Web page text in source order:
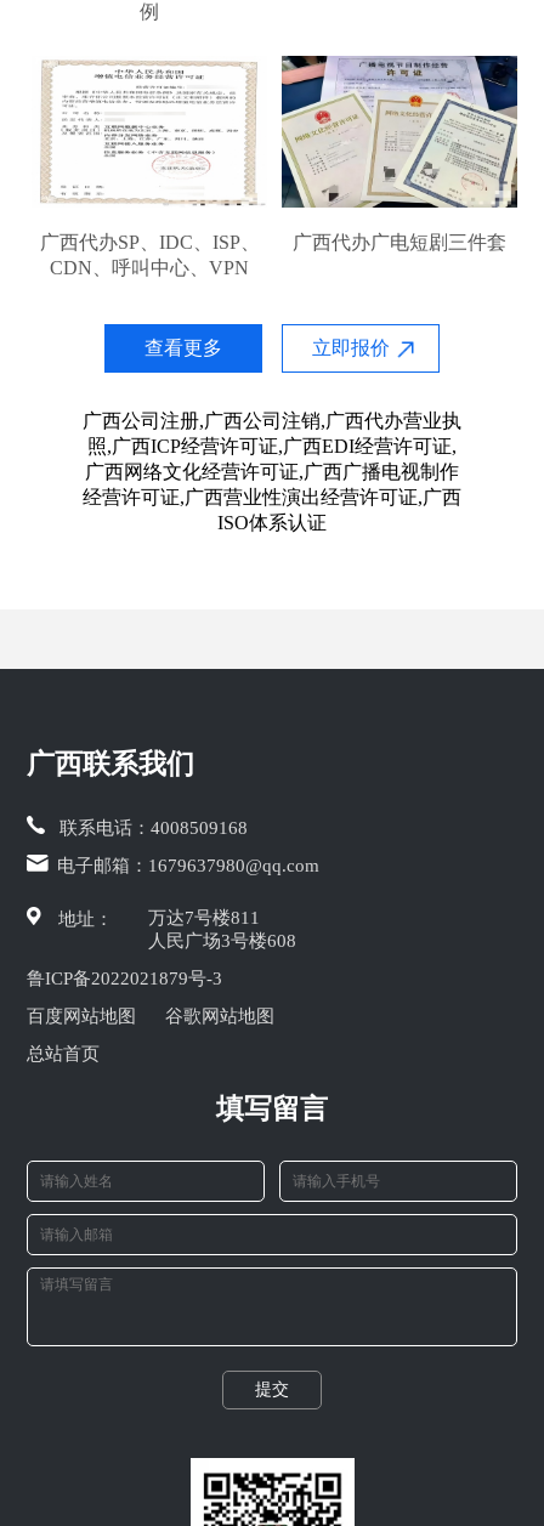
例
广西代办SP、IDC、ISP、
CDN、呼叫中心、VPN
广西代办广电短剧三件套
查看更多 立即报价
广西公司注册,广西公司注销,广西代办营业执
照,广西ICP经营许可证,广西EDI经营许可证,
广西网络文化经营许可证,广西广播电视制作
经营许可证,广西营业性演出经营许可证,广西
ISO体系认证
广西联系我们
联系电话：4008509168
电子邮箱： 1679637980@qq.com
地址：
万达7号楼811
人民广场3号楼608
鲁ICP备2022021879号-3
百度网站地图
谷歌网站地图
总站首页
填写留言
提交